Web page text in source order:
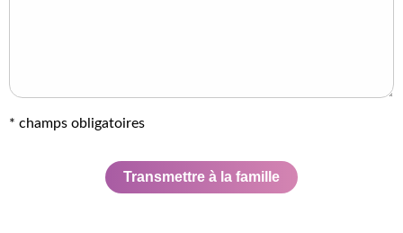
* champs obligatoires
Transmettre à la famille